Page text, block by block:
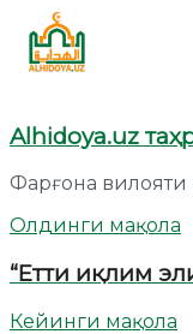
Alhidoya.uz
Фарғона вилояти
Олдинги мақола
“Етти иқлим
Кейинги мақола